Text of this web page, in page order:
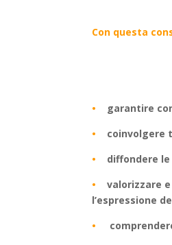
Con questa
•
garantire
•
coinvolgere
•
diffondere
•
valorizzare
l’espressione
•